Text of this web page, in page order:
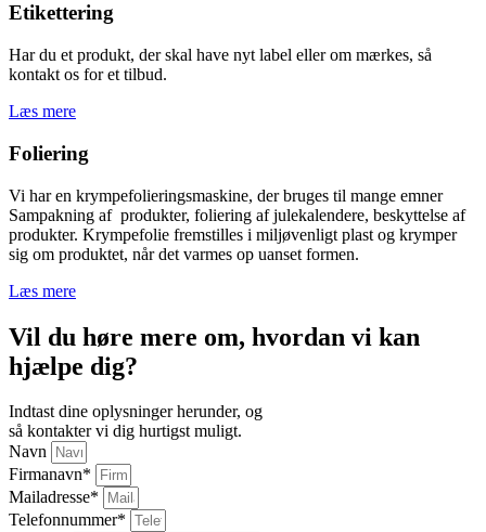
Etikettering
Har du et produkt, der skal have nyt label eller om mærkes, så
kontakt os for et tilbud.
Læs mere
Foliering
Vi har en krympefolieringsmaskine, der bruges til mange emner
Sampakning af produkter, foliering af julekalendere, beskyttelse af
produkter. Krympefolie fremstilles i miljøvenligt plast og krymper
sig om produktet, når det varmes op uanset formen.
Læs mere
Vil du høre mere om, hvordan vi kan
hjælpe dig?
Indtast dine oplysninger herunder, og
så kontakter vi dig hurtigst muligt.
Navn
Firmanavn*
Mailadresse*
Telefonnummer*